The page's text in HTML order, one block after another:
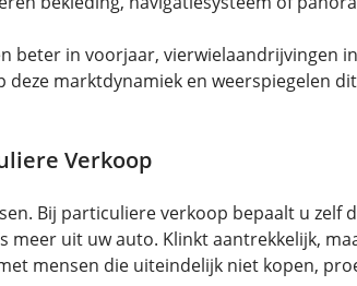
beter in voorjaar, vierwielaandrijvingen
marktdynamiek en weerspiegelen
Verkoop
Bij particuliere verkoop bepaalt u
meer uit uw auto. Klinkt aantrekkelijk,
mensen die uiteindelijk niet kopen,